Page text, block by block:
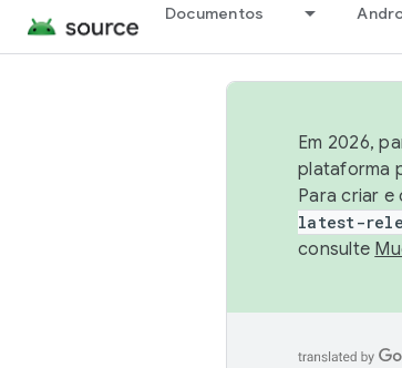
Documentos
Em 2026,
plataforma
Para criar e
latest-
consulte